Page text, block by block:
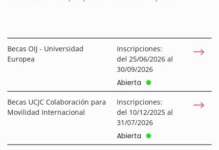
Becas OIJ - Universidad
Europea
Inscripciones:
del 25/06/2026 al
30/09/2026
Abierta
Becas UCJC Colaboración para
Movilidad Internacional
Inscripciones:
del 10/12/2025 al
31/07/2026
Abierta